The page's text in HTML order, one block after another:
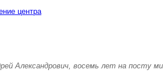
центра
Александрович, восемь лет на посту